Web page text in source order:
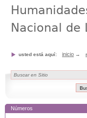
Nacional de
usted está aquí: inicio →
Números